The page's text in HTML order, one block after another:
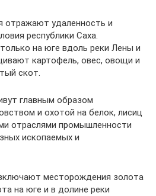
отражают удаленность и
республики Саха.
на юге вдоль реки Лены и
картофель, овес, овощи и
скот.
главным образом
и охотой на белок, лисиц
отраслями промышленности
ископаемых и
месторождения золота
на юге и в долине реки